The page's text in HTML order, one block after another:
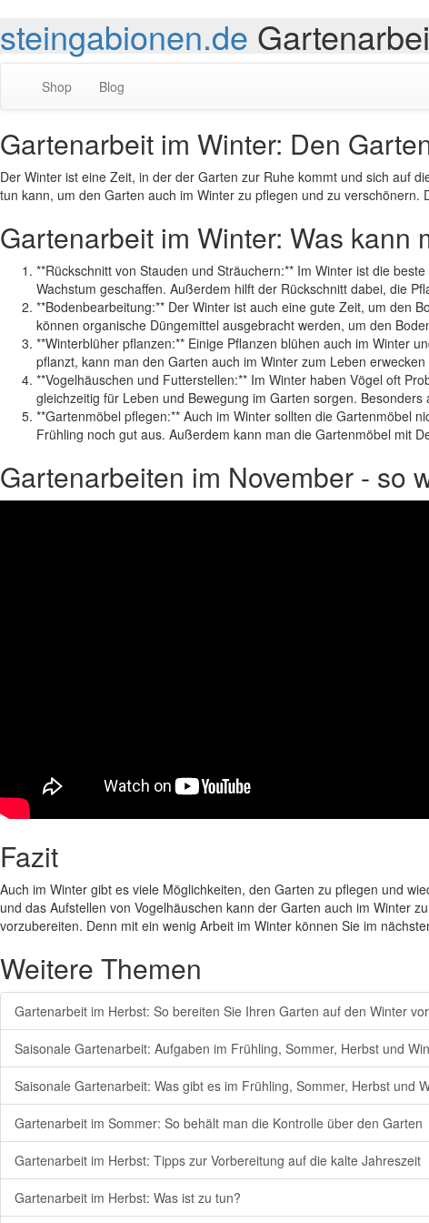
steingabionen.de
Shop Blog
Gartenarbeit im Winter: Den
Der Winter ist eine Zeit, in der der Garten zur Ruhe kommt und sich auf
tun kann, um den Garten auch im Winter zu pflegen und zu
Gartenarbeit im Winter: Was kann
**Rückschnitt von Stauden und Sträuchern:** Im Winter ist die
Wachstum geschaffen. Außerdem hilft der Rückschnitt dabei, die
**Bodenbearbeitung:** Der Winter ist auch eine gute Zeit, um den
können organische Düngemittel ausgebracht werden, um den
**Winterblüher pflanzen:** Einige Pflanzen blühen auch im Winter
pflanzt, kann man den Garten auch im Winter zum Leben
**Vogelhäuschen und Futterstellen:** Im Winter haben Vögel oft
gleichzeitig für Leben und Bewegung im Garten sorgen.
**Gartenmöbel pflegen:** Auch im Winter sollten die Gartenmöbel
Frühling noch gut aus. Außerdem kann man die Gartenmöbel mit
Gartenarbeiten im November - so
Fazit
Auch im Winter gibt es viele Möglichkeiten, den Garten zu pflegen und
und das Aufstellen von Vogelhäuschen kann der Garten auch im Winter
vorzubereiten. Denn mit ein wenig Arbeit im Winter können Sie im
Weitere Themen
Gartenarbeit im Herbst: So bereiten Sie Ihren Garten auf den Winter vor
Saisonale Gartenarbeit: Aufgaben im Frühling, Sommer, Herbst und
Saisonale Gartenarbeit: Was gibt es im Frühling, Sommer, Herbst und
Gartenarbeit im Sommer: So behält man die Kontrolle über den Garten
Gartenarbeit im Herbst: Tipps zur Vorbereitung auf die kalte Jahreszeit
Gartenarbeit im Herbst: Was ist zu tun?